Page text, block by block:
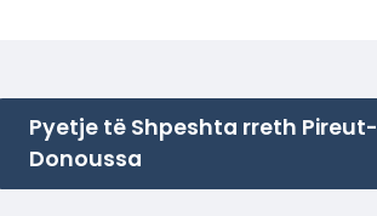
Pyetje të Shpeshta rreth Pireut-
Donoussa